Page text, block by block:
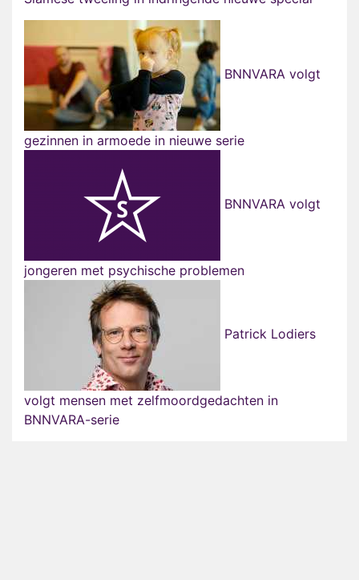
BNNVARA volgt
gezinnen in armoede in nieuwe serie
BNNVARA volgt
jongeren met psychische problemen
Patrick Lodiers
volgt mensen met zelfmoordgedachten in
BNNVARA-serie